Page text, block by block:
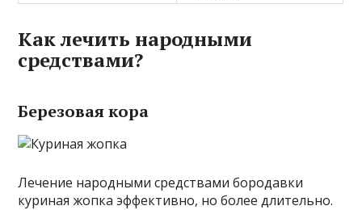
Как лечить народными
средствами?
Березовая кора
Лечение народными средствами бородавки
куриная жопка эффективно, но более длительно.